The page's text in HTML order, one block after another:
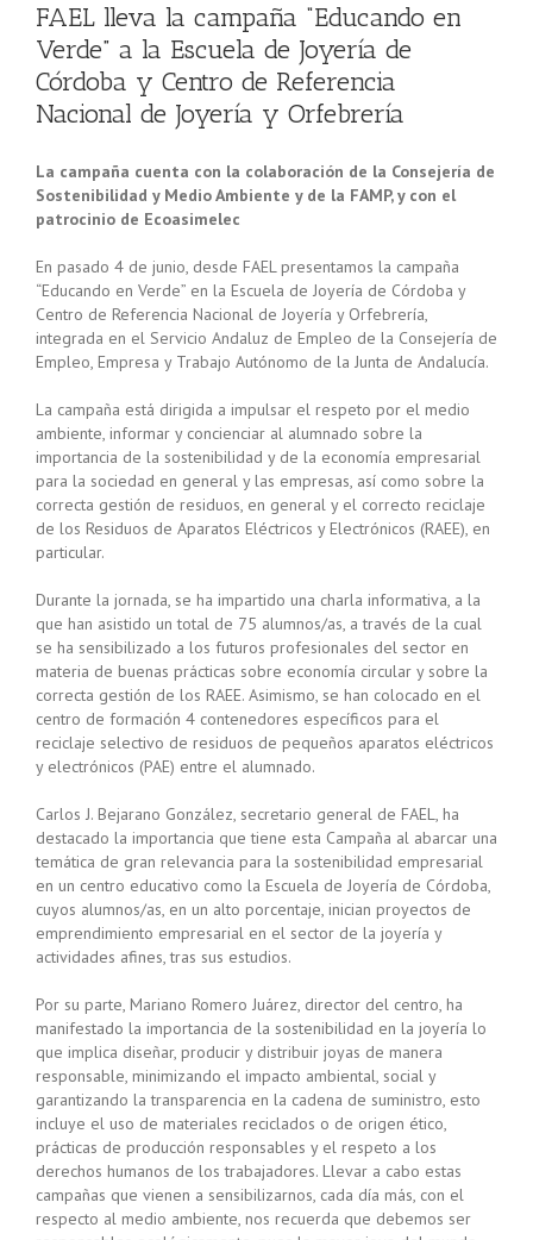
FAEL lleva la campaña “Educando en
Verde” a la Escuela de Joyería de
Córdoba y Centro de Referencia
Nacional de Joyería y Orfebrería
La campaña cuenta con la colaboración de la Consejería de
Sostenibilidad y Medio Ambiente y de la FAMP, y con el
patrocinio de Ecoasimelec
En pasado 4 de junio, desde FAEL presentamos la campaña
“Educando en Verde” en la Escuela de Joyería de Córdoba y
Centro de Referencia Nacional de Joyería y Orfebrería,
integrada en el Servicio Andaluz de Empleo de la Consejería de
Empleo, Empresa y Trabajo Autónomo de la Junta de Andalucía.
La campaña está dirigida a impulsar el respeto por el medio
ambiente, informar y concienciar al alumnado sobre la
importancia de la sostenibilidad y de la economía empresarial
para la sociedad en general y las empresas, así como sobre la
correcta gestión de residuos, en general y el correcto reciclaje
de los Residuos de Aparatos Eléctricos y Electrónicos (RAEE), en
particular.
Durante la jornada, se ha impartido una charla informativa, a la
que han asistido un total de 75 alumnos/as, a través de la cual
se ha sensibilizado a los futuros profesionales del sector en
materia de buenas prácticas sobre economía circular y sobre la
correcta gestión de los RAEE. Asimismo, se han colocado en el
centro de formación 4 contenedores específicos para el
reciclaje selectivo de residuos de pequeños aparatos eléctricos
y electrónicos (PAE) entre el alumnado.
Carlos J. Bejarano González, secretario general de FAEL, ha
destacado la importancia que tiene esta Campaña al abarcar una
temática de gran relevancia para la sostenibilidad empresarial
en un centro educativo como la Escuela de Joyería de Córdoba,
cuyos alumnos/as, en un alto porcentaje, inician proyectos de
emprendimiento empresarial en el sector de la joyería y
actividades afines, tras sus estudios.
Por su parte, Mariano Romero Juárez, director del centro, ha
manifestado la importancia de la sostenibilidad en la joyería lo
que implica diseñar, producir y distribuir joyas de manera
responsable, minimizando el impacto ambiental, social y
garantizando la transparencia en la cadena de suministro, esto
incluye el uso de materiales reciclados o de origen ético,
prácticas de producción responsables y el respeto a los
derechos humanos de los trabajadores. Llevar a cabo estas
campañas que vienen a sensibilizarnos, cada día más, con el
respecto al medio ambiente, nos recuerda que debemos ser